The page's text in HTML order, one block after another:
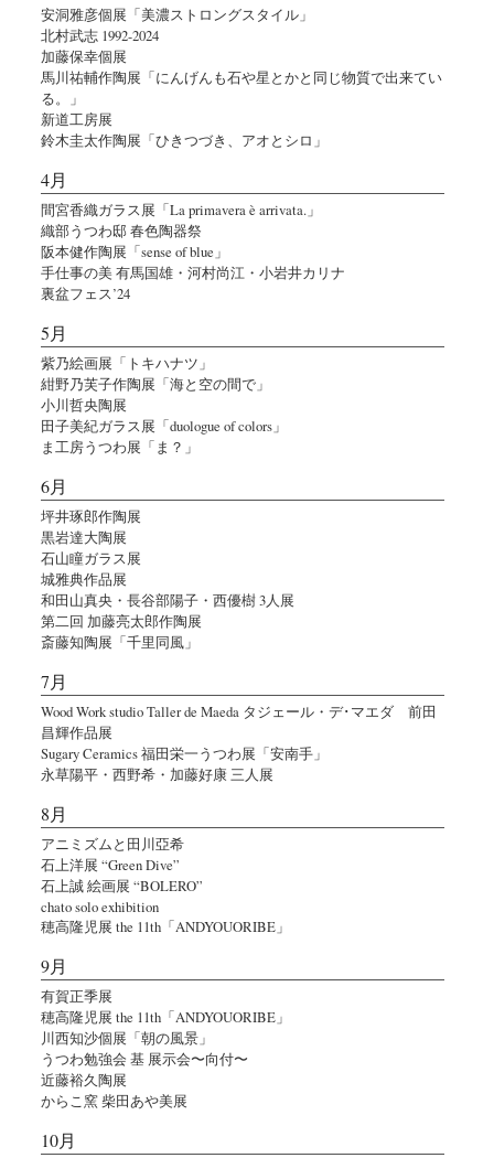
安洞雅彦個展「美濃ストロングスタイル」
北村武志 1992-2024
加藤保幸個展
馬川祐輔作陶展「にんげんも石や星とかと同じ物質で出来てい
る。」
新道工房展
鈴木圭太作陶展「ひきつづき、アオとシロ」
4月
間宮香織ガラス展「La primavera è arrivata.」
織部うつわ邸 春色陶器祭
阪本健作陶展「sense of blue」
手仕事の美 有馬国雄・河村尚江・小岩井カリナ
裏盆フェス’24
5月
紫乃絵画展「トキハナツ」
紺野乃芙子作陶展「海と空の間で」
小川哲央陶展
田子美紀ガラス展「duologue of colors」
ま工房うつわ展「ま？」
6月
坪井琢郎作陶展
黒岩達大陶展
石山瞳ガラス展
城雅典作品展
和田山真央・長谷部陽子・西優樹 3人展
第二回 加藤亮太郎作陶展
斎藤知陶展「千里同風」
7月
Wood Work studio Taller de Maeda タジェール・デ･マエダ 前田
昌輝作品展
Sugary Ceramics 福田栄一うつわ展「安南手」
永草陽平・西野希・加藤好康 三人展
8月
アニミズムと田川亞希
石上洋展 “Green Dive”
石上誠 絵画展 “BOLERO”
chato solo exhibition
穂高隆児展 the 11th「ANDYOUORIBE」
9月
有賀正季展
穂高隆児展 the 11th「ANDYOUORIBE」
川西知沙個展「朝の風景」
うつわ勉強会 基 展示会〜向付〜
近藤裕久陶展
からこ窯 柴田あや美展
10月